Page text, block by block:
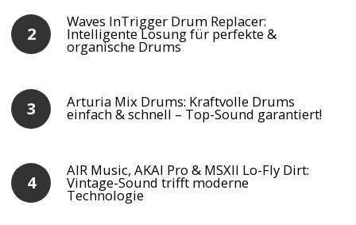
Waves InTrigger Drum Replacer:
Intelligente Lösung für perfekte &
organische Drums
Arturia Mix Drums: Kraftvolle Drums
einfach & schnell – Top-Sound garantiert!
AIR Music, AKAI Pro & MSXII Lo-Fly Dirt:
Vintage-Sound trifft moderne
Technologie